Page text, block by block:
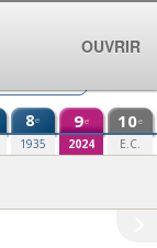
8e
1935
9e
2024
10e
E.C.
OUVRIR